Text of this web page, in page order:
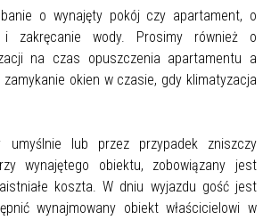
o wynajęty pokój czy apartament, o
i zakręcanie wody. Prosimy również o
na czas opuszczenia apartamentu a
okien w czasie, gdy klimatyzacja
lub przez przypadek zniszczy
wynajętego obiektu, zobowiązany jest
koszta. W dniu wyjazdu gość jest
wynajmowany obiekt właścicielowi w